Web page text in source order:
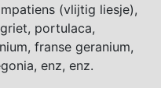
(vlijtig liesje),
portulaca,
franse geranium,
enz, enz.